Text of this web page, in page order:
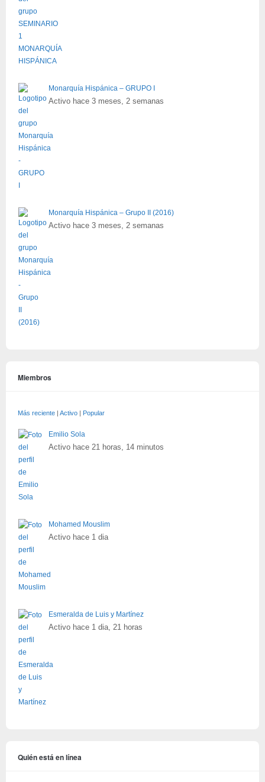
Monarquía Hispánica – GRUPO I
Activo hace 3 meses, 2 semanas
Monarquía Hispánica – Grupo II (2016)
Activo hace 3 meses, 2 semanas
Miembros
Más reciente | Activo | Popular
Emilio Sola
Activo hace 21 horas, 14 minutos
Mohamed Mouslim
Activo hace 1 dia
Esmeralda de Luis y Martínez
Activo hace 1 dia, 21 horas
Quién está en línea